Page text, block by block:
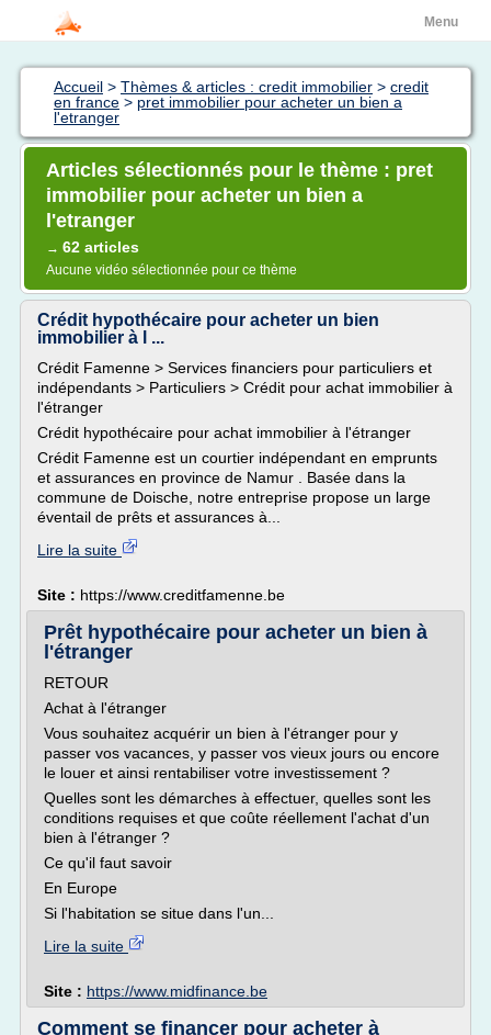
Menu
Accueil > Thèmes & articles : credit immobilier > credit
en france > pret immobilier pour acheter un bien a
l'etranger
Articles sélectionnés pour le thème : pret
immobilier pour acheter un bien a
l'etranger
→ 62 articles
Aucune vidéo sélectionnée pour ce thème
Crédit hypothécaire pour acheter un bien
immobilier à l ...
Crédit Famenne > Services financiers pour particuliers et
indépendants > Particuliers > Crédit pour achat immobilier à
l'étranger
Crédit hypothécaire pour achat immobilier à l'étranger
Crédit Famenne est un courtier indépendant en emprunts
et assurances en province de Namur . Basée dans la
commune de Doische, notre entreprise propose un large
éventail de prêts et assurances à...
Lire la suite
Site : https://www.creditfamenne.be
Prêt hypothécaire pour acheter un bien à
l'étranger
RETOUR
Achat à l'étranger
Vous souhaitez acquérir un bien à l'étranger pour y
passer vos vacances, y passer vos vieux jours ou encore
le louer et ainsi rentabiliser votre investissement ?
Quelles sont les démarches à effectuer, quelles sont les
conditions requises et que coûte réellement l'achat d'un
bien à l'étranger ?
Ce qu'il faut savoir
En Europe
Si l'habitation se situe dans l'un...
Lire la suite
Site : https://www.midfinance.be
Comment se financer pour acheter à